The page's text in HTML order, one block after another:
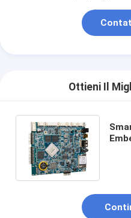
Ottieni Il